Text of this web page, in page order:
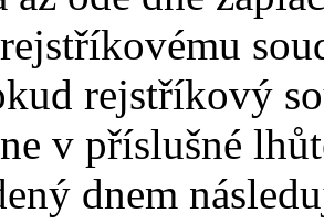
rejstříkový
v příslušné
dnem